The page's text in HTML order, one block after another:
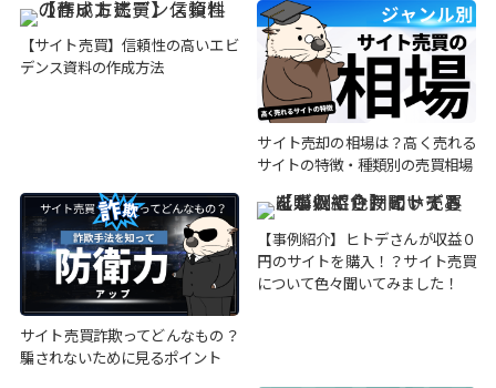
【サイト売買】信頼性の高いエビ
デンス資料の作成方法
サイト売却の相場は？高く売れる
サイトの特徴・種類別の売買相場
サイト売買詐欺ってどんなもの？
騙されないために見るポイント
【事例紹介】ヒトデさんが収益０
円のサイトを購入！？サイト売買
について色々聞いてみました！